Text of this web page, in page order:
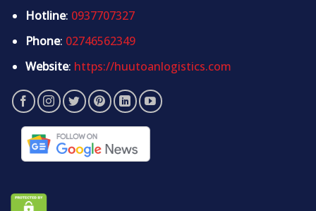
Hotline: 0937707327
Phone: 02746562349
Website: https://huutoanlogistics.com